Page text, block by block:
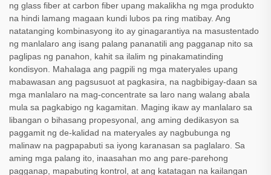
ng glass fiber at carbon fiber upang makalikha ng mga produkto
na hindi lamang magaan kundi lubos pa ring matibay. Ang
natatanging kombinasyong ito ay ginagarantiya na masustentado
ng manlalaro ang isang palang pananatili ang pagganap nito sa
paglipas ng panahon, kahit sa ilalim ng pinakamatinding
kondisyon. Mahalaga ang pagpili ng mga materyales upang
mabawasan ang pagsusuot at pagkasira, na nagbibigay-daan sa
mga manlalaro na mag-concentrate sa laro nang walang abala
mula sa pagkabigo ng kagamitan. Maging ikaw ay manlalaro sa
libangan o bihasang propesyonal, ang aming dedikasyon sa
paggamit ng de-kalidad na materyales ay nagbubunga ng
malinaw na pagpapabuti sa iyong karanasan sa paglalaro. Sa
aming mga palang ito, inaasahan mo ang pare-parehong
pagganap, mapabuting kontrol, at ang katatagan na kailangan